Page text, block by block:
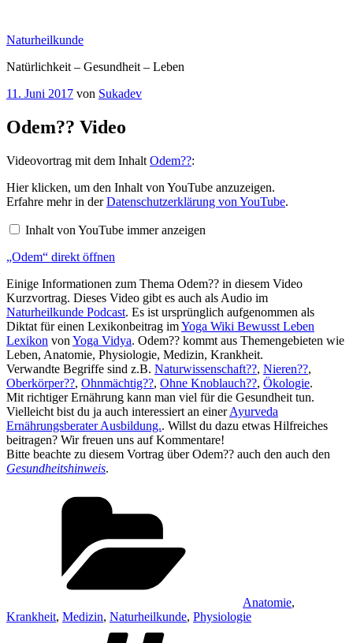
springen
Naturheilkunde
Natürlichkeit – Gesundheit – Leben
Veröffentlicht
11. Juni 2017 von Sukadev
Odem?? Video
Videovortrag mit dem Inhalt Odem??:
„Odem“
von
YouTube
Hier klicken, um den Inhalt von YouTube anzuzeigen.
Erfahre mehr in derDatenschutzerklärung von YouTube.
Inhalt von YouTube immer anzeigen
„Odem“ direkt öffnen
Einige Informationen zum Thema Odem?? in diesem Video
Kurzvortrag. Dieses Video gibt es auch als Audio im
Naturheilkunde Podcast. Es ist ursprünglich aufgenommen als
Diktat für einen Lexikonbeitrag imYoga Wiki Bewusst Leben
Lexikon von Yoga Vidya. Odem?? kommt aus Themengebieten wie
Leben, Anatomie, Physiologie, Medizin, Krankheit.
Verwandte Begriffe sind z.B. Naturwissenschaft??, Nieren??,
Oberkörper??, Ohnmächtig??, Ohne Knoblauch??, Ökologie.
Mit richtiger Ernährung kann man viel für die Gesundheit tun.
Vielleicht bist du ja auch interessiert an einerAyurveda
Ernährungsberater Ausbildung.. Willst du dazu etwas Hilfreiches
beitragen? Wir freuen uns auf Kommentare!
Bitte beachte zu diesem Vortrag über Odem?? auch den auch den
Gesundheitshinweis.
Anatomie,
Krankheit, Medizin, Naturheilkunde, Physiologie